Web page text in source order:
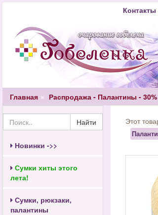
Контакты
Главная Распродажа - Палантины - 30%
Найти
Новинки ->>
Сумки хиты этого
лета!
Сумки, рюкзаки,
палантины
Этот